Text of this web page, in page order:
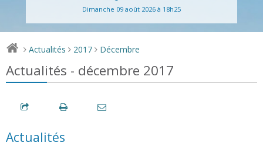
Dimanche 09 août 2026 à 18h25
> Actualités > 2017 > Décembre
Actualités - décembre 2017
Actualités